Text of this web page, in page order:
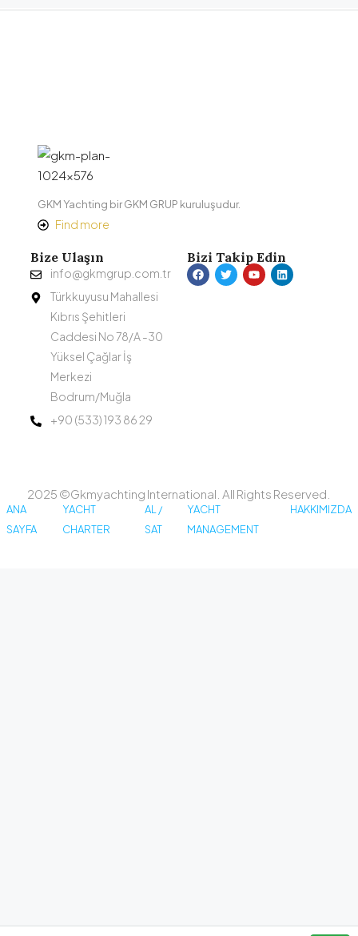
GKM Yachting bir GKM GRUP kuruluşudur.
Find more
Bize Ulaşın
info@gkmgrup.com.tr
Türkkuyusu Mahallesi
Kıbrıs Şehitleri
Caddesi No 78/A -30
Yüksel Çağlar İş
Merkezi
Bodrum/Muğla
+90 (533) 193 86 29
Bizi Takip Edin
2025 ©Gkmyachting International. All Rights Reserved.
ANA
SAYFA
YACHT
CHARTER
AL /
SAT
YACHT
MANAGEMENT
HAKKIMIZDA